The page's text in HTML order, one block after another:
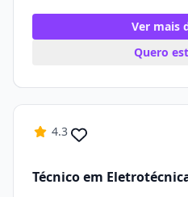
Ver mais
Quero
4.3
Técnico em